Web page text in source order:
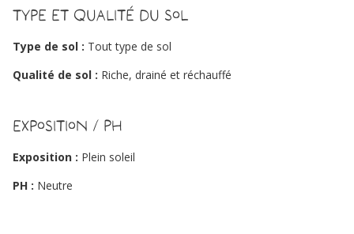
Type et qualité du sol
Type de sol : Tout type de sol
Qualité de sol : Riche, drainé et réchauffé
Exposition / PH
Exposition : Plein soleil
PH : Neutre